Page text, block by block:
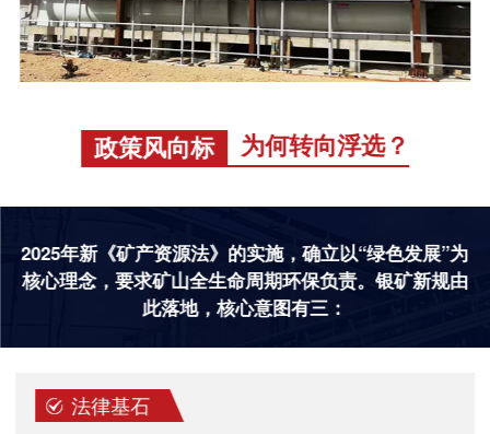
政策风向标 为何转向浮选？
2025年新《矿产资源法》的实施，确立以“绿色发展”为
核心理念，要求矿山全生命周期环保负责。银矿新规由
此落地，核心意图有三：
法律基石